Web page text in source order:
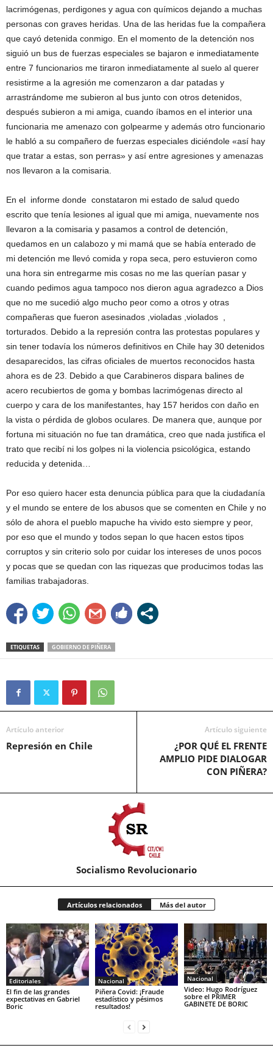
lacrimógenas, perdigones y agua con químicos dejando a muchas
personas con graves heridas. Una de las heridas fue la compañera
que cayó detenida conmigo. En el momento de la detención nos
siguió un bus de fuerzas especiales se bajaron e inmediatamente
entre 7 funcionarios me tiraron inmediatamente al suelo al querer
resistirme a la agresión me comenzaron a dar patadas y
arrastrándome me subieron al bus junto con otros detenidos,
después subieron a mi amiga, cuando íbamos en el interior una
funcionaria me amenazo con golpearme y además otro funcionario
le habló a su compañero de fuerzas especiales diciéndole «así hay
que tratar a estas, son perras» y así entre agresiones y amenazas
nos llevaron a la comisaria.
En el informe donde constataron mi estado de salud quedo
escrito que tenía lesiones al igual que mi amiga, nuevamente nos
llevaron a la comisaria y pasamos a control de detención,
quedamos en un calabozo y mi mamá que se había enterado de
mi detención me llevó comida y ropa seca, pero estuvieron como
una hora sin entregarme mis cosas no me las querían pasar y
cuando pedimos agua tampoco nos dieron agua agradezco a Dios
que no me sucedió algo mucho peor como a otros y otras
compañeras que fueron asesinados ,violadas ,violados ,
torturados. Debido a la represión contra las protestas populares y
sin tener todavía los números definitivos en Chile hay 30 detenidos
desaparecidos, las cifras oficiales de muertos reconocidos hasta
ahora es de 23. Debido a que Carabineros dispara balines de
acero recubiertos de goma y bombas lacrimógenas directo al
cuerpo y cara de los manifestantes, hay 157 heridos con daño en
la vista o pérdida de globos oculares. De manera que, aunque por
fortuna mi situación no fue tan dramática, creo que nada justifica el
trato que recibí ni los golpes ni la violencia psicológica, estando
reducida y detenida…
Por eso quiero hacer esta denuncia pública para que la ciudadanía
y el mundo se entere de los abusos que se comenten en Chile y no
sólo de ahora el pueblo mapuche ha vivido esto siempre y peor,
por eso que el mundo y todos sepan lo que hacen estos tipos
corruptos y sin criterio solo por cuidar los intereses de unos pocos
y pocas que se quedan con las riquezas que producimos todas las
familias trabajadoras.
ETIQUETAS GOBIERNO DE PIÑERA
Artículo anterior
Represión en Chile
Artículo siguiente
¿POR QUÉ EL FRENTE
AMPLIO PIDE DIALOGAR
CON PIÑERA?
Socialismo Revolucionario
Artículos relacionados Más del autor
Editoriales
El fin de las grandes
expectativas en Gabriel
Boric
Nacional
Piñera Covid: ¡Fraude
estadístico y pésimos
resultados!
Nacional
Video: Hugo Rodríguez
sobre el PRIMER
GABINETE DE BORIC